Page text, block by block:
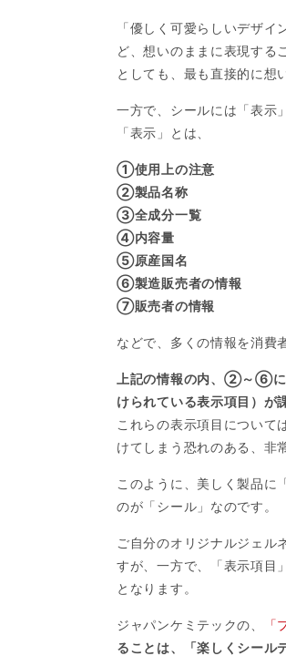
「優しく可愛らしいデザ
ど、想いのままに表現する
としても、最も直接的に想
一方で、シールには「表示
「表示」とは、
①使用上の注意
②製品名称
③全成分一覧
④内容量
⑤原産国名
⑥製造販売者の情報
⑦販売者の情報
などで、多くの情報を消費
上記の情報の内、②～⑥に
けられている表示項目）が
これらの表示項目について
けてしまう恐れのある、非
このように、美しく製品に
のが「シール」なのです。
ご自分のオリジナルジェル
すが、一方で、「表示項目
となります。
ジャパンケミテックの、
ることは、「楽しくシール